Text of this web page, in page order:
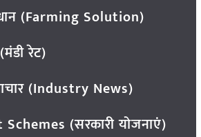
(Farming Solution)
रेट)
(Industry News)
(सरकारी योजनाएं)